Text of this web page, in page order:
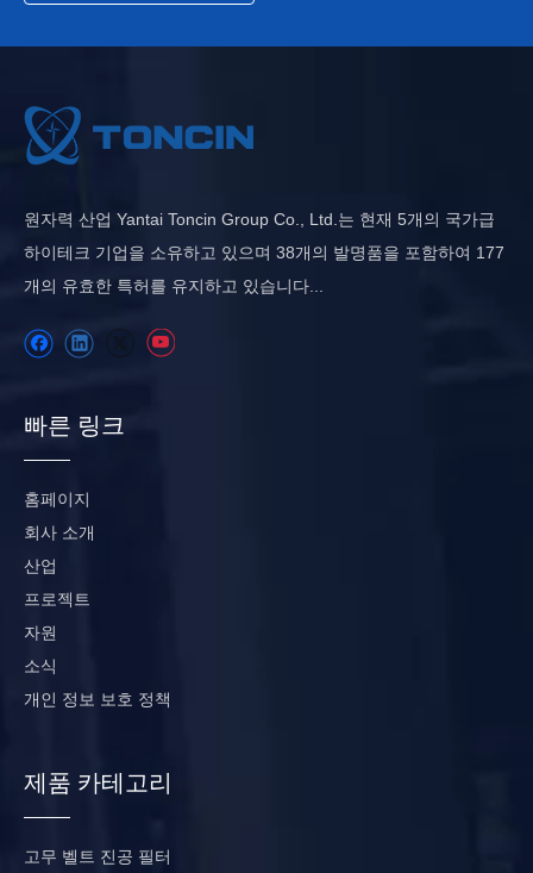
원자력 산업 Yantai Toncin Group Co., Ltd.는 현재 5개의 국가급
하이테크 기업을 소유하고 있으며 38개의 발명품을 포함하여 177
개의 유효한 특허를 유지하고 있습니다...
빠른 링크
홈페이지
회사 소개
산업
프로젝트
자원
소식
개인 정보 보호 정책
제품 카테고리
고무 벨트 진공 필터